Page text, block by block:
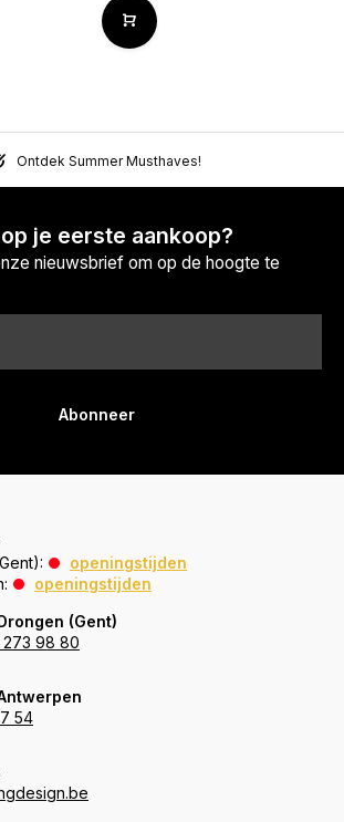
Ontdek Summer Musthaves!
je eerste aankoop?
nieuwsbrief om op de hoogte te
Abonneer
openingstijden
openingstijden
(Gent)
98 80
54